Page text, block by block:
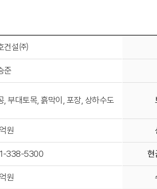
건설㈜
준
, 부대토목, 흙막이, 포장, 상하수도
원
338-5300 현
원